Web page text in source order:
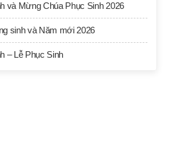
và Mừng Chúa Phục Sinh 2026
sinh và Năm mới 2026
– Lễ Phục Sinh